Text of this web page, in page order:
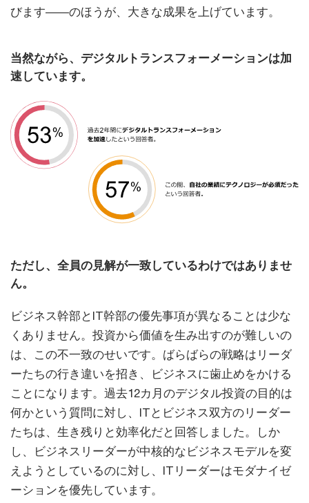
びます――のほうが、大きな成果を上げています。
当然ながら、デジタルトランスフォーメーションは加
速しています。
ただし、全員の見解が一致しているわけではありませ
ん。
ビジネス幹部とIT幹部の優先事項が異なることは少な
くありません。投資から価値を生み出すのが難しいの
は、この不一致のせいです。ばらばらの戦略はリーダ
ーたちの行き違いを招き、ビジネスに歯止めをかける
ことになります。過去12カ月のデジタル投資の目的は
何かという質問に対し、ITとビジネス双方のリーダー
たちは、生き残りと効率化だと回答しました。しか
し、ビジネスリーダーが中核的なビジネスモデルを変
えようとしているのに対し、ITリーダーはモダナイゼ
ーションを優先しています。